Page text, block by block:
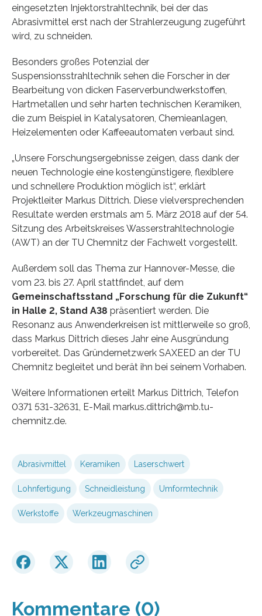
eingesetzten Injektorstrahltechnik, bei der das
Abrasivmittel erst nach der Strahlerzeugung zugeführt
wird, zu schneiden.
Besonders großes Potenzial der
Suspensionsstrahltechnik sehen die Forscher in der
Bearbeitung von dicken Faserverbundwerkstoffen,
Hartmetallen und sehr harten technischen Keramiken,
die zum Beispiel in Katalysatoren, Chemieanlagen,
Heizelementen oder Kaffeeautomaten verbaut sind.
„Unsere Forschungsergebnisse zeigen, dass dank der
neuen Technologie eine kostengünstigere, flexiblere
und schnellere Produktion möglich ist“, erklärt
Projektleiter Markus Dittrich. Diese vielversprechenden
Resultate werden erstmals am 5. März 2018 auf der 54.
Sitzung des Arbeitskreises Wasserstrahltechnologie
(AWT) an der TU Chemnitz der Fachwelt vorgestellt.
Außerdem soll das Thema zur Hannover-Messe, die
vom 23. bis 27. April stattfindet, auf dem
Gemeinschaftsstand „Forschung für die Zukunft“
in Halle 2, Stand A38 präsentiert werden. Die
Resonanz aus Anwenderkreisen ist mittlerweile so groß,
dass Markus Dittrich dieses Jahr eine Ausgründung
vorbereitet. Das Gründernetzwerk SAXEED an der TU
Chemnitz begleitet und berät ihn bei seinem Vorhaben.
Weitere Informationen erteilt Markus Dittrich, Telefon
0371 531-32631, E-Mail markus.dittrich@mb.tu-
chemnitz.de.
Abrasivmittel Keramiken Laserschwert
Lohnfertigung Schneidleistung Umformtechnik
Werkstoffe Werkzeugmaschinen
Kommentare (0)